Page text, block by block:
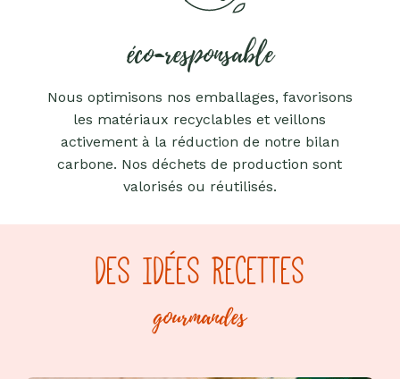
éco-responsable
Nous optimisons nos emballages, favorisons
les matériaux recyclables et veillons
activement à la réduction de notre bilan
carbone. Nos déchets de production sont
valorisés ou réutilisés.
DES IDÉES RECETTES
gourmandes